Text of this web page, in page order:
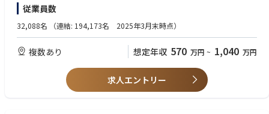
motive SPICE準拠）
●開発における問題の見える化および傾向分析
●一連の品質管理活動と連動したSDV品質保証スキームの構築
●社内外ステークホルダー（取引先／開発部門／品質保証部門）と連携し
た品質管理推進
による継続的改善の企画推進
※専門性や適性、会社ニーズなどを踏まえ、会社が定める業務への配置転
す。
以下に該当される方は、特に歓迎いたします。
●Automotive SPICEアセッサ資格（Provisional Assessor／Competent Ass
essor）をお持ちの方
●ADAS、E&E、Smart Cabinいずれかの領域での開発／品質管理経験
●モデルベース開発や機能安全（ISO 26262）に関する知識
従業員数
32,088名 （連結: 194,173名 2025年3月末時点）
複数あり 想定年収 570 万円 ~ 1,040 万円
求人エントリー